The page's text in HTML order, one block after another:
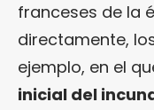
franceses de la
directamente,
ejemplo, en el
inicial del